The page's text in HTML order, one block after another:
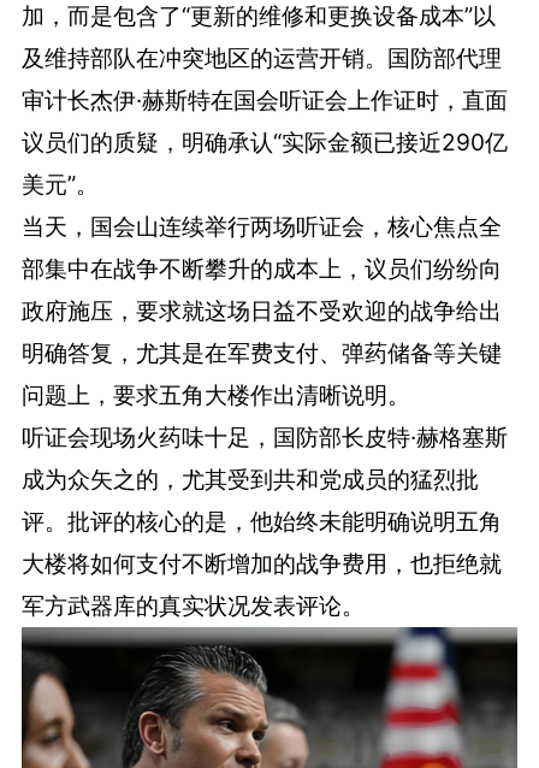
加，而是包含了“更新的维修和更换设备成本”以
及维持部队在冲突地区的运营开销。国防部代理
审计长杰伊·赫斯特在国会听证会上作证时，直面
议员们的质疑，明确承认“实际金额已接近290亿
美元”。
当天，国会山连续举行两场听证会，核心焦点全
部集中在战争不断攀升的成本上，议员们纷纷向
政府施压，要求就这场日益不受欢迎的战争给出
明确答复，尤其是在军费支付、弹药储备等关键
问题上，要求五角大楼作出清晰说明。
听证会现场火药味十足，国防部长皮特·赫格塞斯
成为众矢之的，尤其受到共和党成员的猛烈批
评。批评的核心的是，他始终未能明确说明五角
大楼将如何支付不断增加的战争费用，也拒绝就
军方武器库的真实状况发表评论。